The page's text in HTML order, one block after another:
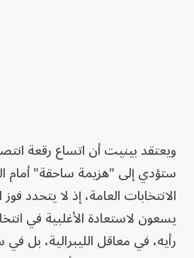
ويعتقد بينيت أن اتساع رقعة
ستؤدي إلى "هزيمة ساحقة" أمام
الانتخابات العامة، إذ لا يتحدد
رأيه، في معاقل الليبرالية، بل